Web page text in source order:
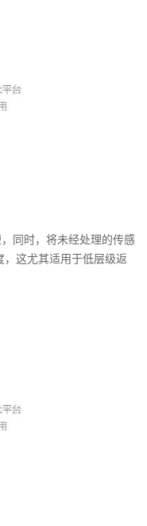
同时，将未经处理的传感
这尤其适用于低层级返